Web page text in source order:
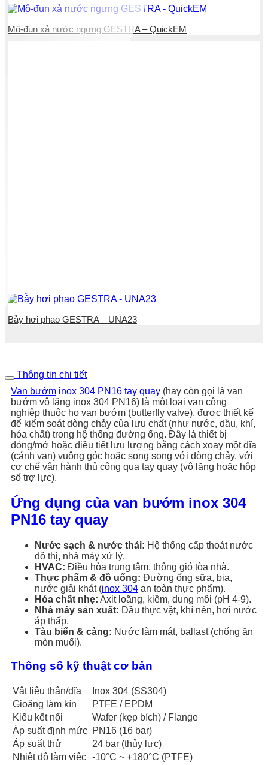
Mô-đun xả nước ngưng GESTRA – QuickEM
Bẫy hơi phao GESTRA – UNA23
Thông tin chi tiết
Van bướm inox 304 PN16 tay quay (hay còn gọi là van
bướm vô lăng inox 304 PN16) là một loại van công
nghiệp thuộc họ van bướm (butterfly valve), được thiết kế
để kiểm soát dòng chảy của lưu chất (như nước, dầu, khí,
hóa chất) trong hệ thống đường ống. Đây là thiết bị
đóng/mở hoặc điều tiết lưu lượng bằng cách xoay một đĩa
(cánh van) vuông góc hoặc song song với dòng chảy, với
cơ chế vận hành thủ công qua tay quay (vô lăng hoặc hộp
số trợ lực).
Ứng dụng của van bướm inox 304
PN16 tay quay
Nước sạch & nước thải: Hệ thống cấp thoát nước
đô thị, nhà máy xử lý.
HVAC: Điều hòa trung tâm, thông gió tòa nhà.
Thực phẩm & đồ uống: Đường ống sữa, bia,
nước giải khát (inox 304 an toàn thực phẩm).
Hóa chất nhẹ: Axit loãng, kiềm, dung môi (pH 4-9).
Nhà máy sản xuất: Dầu thực vật, khí nén, hơi nước
áp thấp.
Tàu biển & cảng: Nước làm mát, ballast (chống ăn
mòn muối).
Thông số kỹ thuật cơ bản
Vật liệu thân/đĩa
Inox 304 (SS304)
Gioăng làm kín
PTFE / EPDM
Kiểu kết nối
Wafer (kẹp bích) / Flange
Áp suất định mức PN16 (16 bar)
Áp suất thử
24 bar (thủy lực)
Nhiệt độ làm việc -10°C ~ +180°C (PTFE)